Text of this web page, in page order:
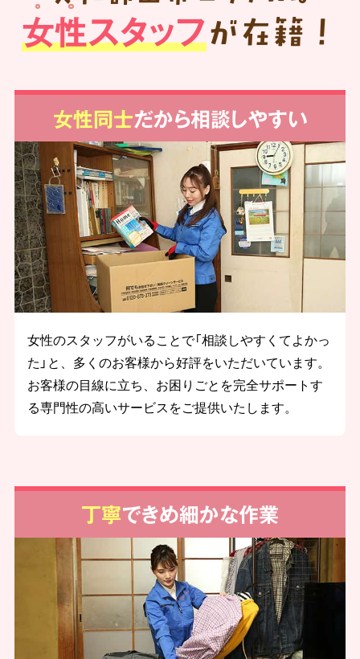
女性スタッフが在籍！
女性同士だから相談しやすい
女性のスタッフがいることで「相談しやすくてよかっ
た」と、多くのお客様から好評をいただいています。
お客様の目線に立ち、お困りごとを完全サポートす
る専門性の高いサービスをご提供いたします。
丁寧できめ細かな作業